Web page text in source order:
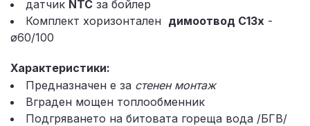
датчик NTC за бойлер
Комплект хоризонтален димоотвод C13x -
ø60/100
Характеристики:
Предназначен е за стенен монтаж
Вграден мощен топлообменник
Подгряването на битовата гореща вода /БГВ/